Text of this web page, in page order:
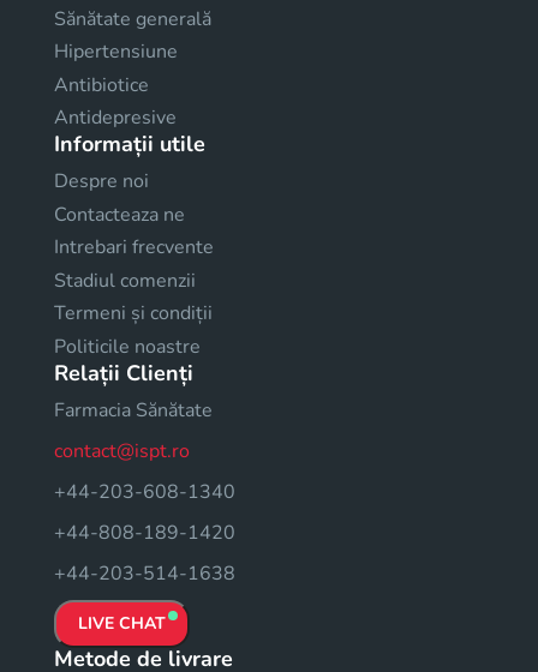
Sănătate generală
Hipertensiune
Antibiotice
Antidepresive
Informații utile
Despre noi
Contacteaza ne
Intrebari frecvente
Stadiul comenzii
Termeni și condiții
Politicile noastre
Relații Clienți
Farmacia Sănătate
contact@ispt.ro
+44-203-608-1340
+44-808-189-1420
+44-203-514-1638
LIVE CHAT
Metode de livrare